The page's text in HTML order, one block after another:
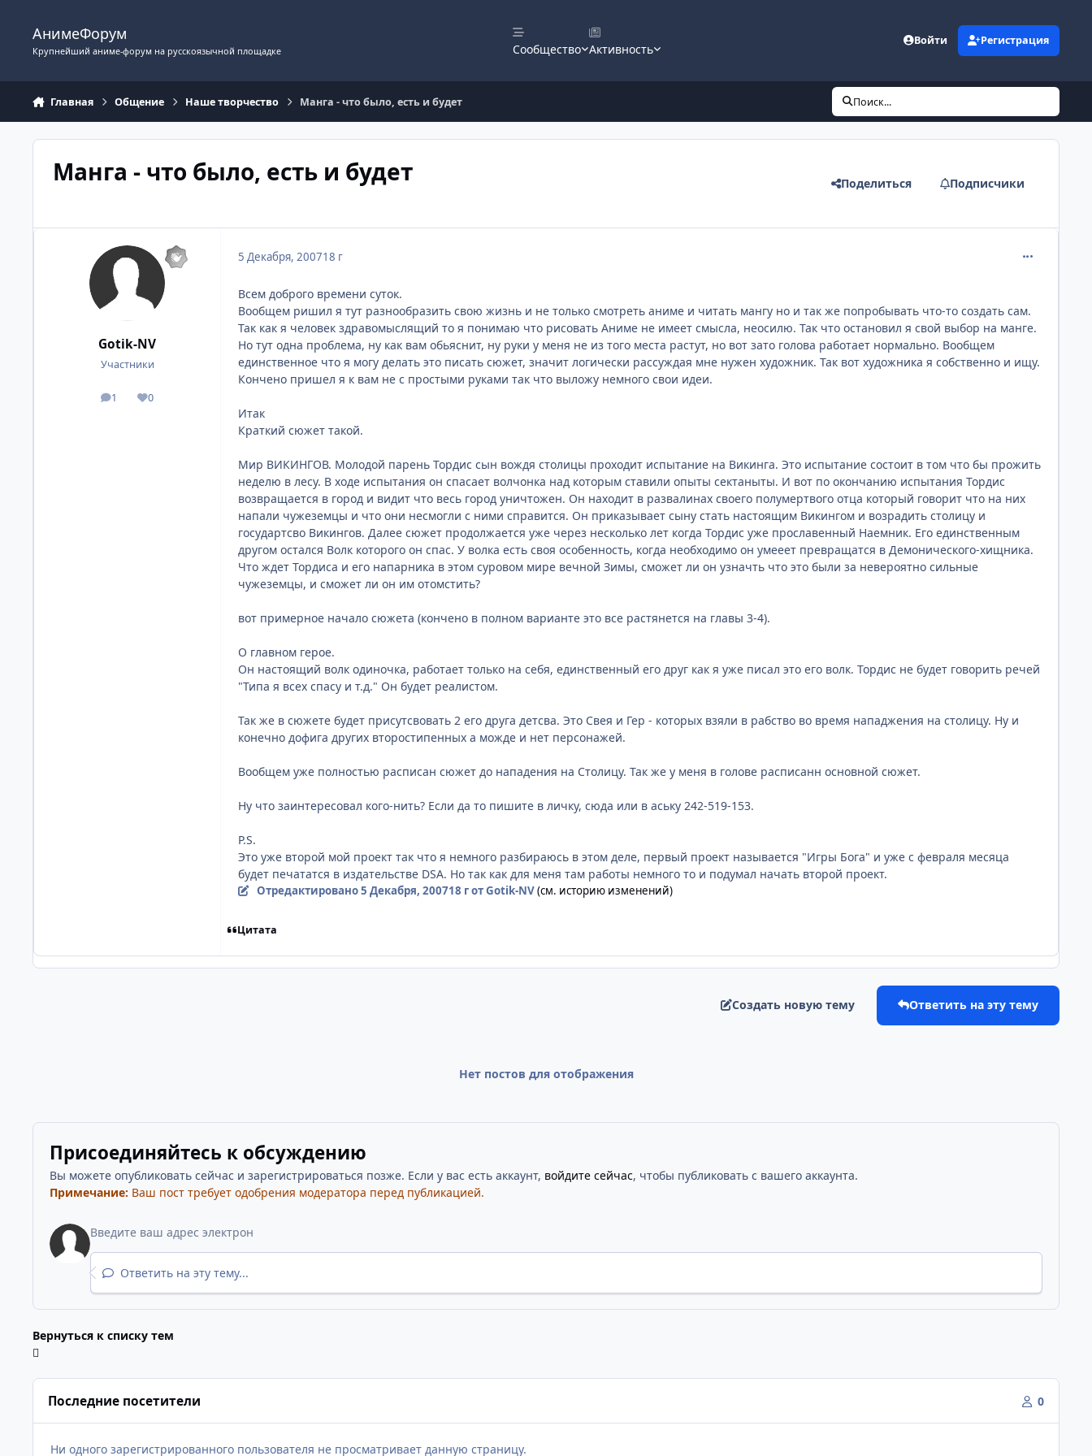
АнимеФорум
Крупнейший аниме-форум на русскоязычной площадке Сообщество Активность
Войти Регистрация
Главная Общение Наше творчество Манга - что было, есть и будет Поиск...
Манга - что было, есть и будет Поделиться Подписчики
Gotik-NV
Участники
1
посты 0
Репутация
5 Декабря, 200718 г
Всем доброго времени суток.
Вообщем ришил я тут разнообразить свою жизнь и не только смотреть аниме и читать мангу но и так же попробывать что-то создать сам.
Так как я человек здравомыслящий то я понимаю что рисовать Аниме не имеет смысла, неосилю. Так что остановил я свой выбор на манге.
Но тут одна проблема, ну как вам обьяснит, ну руки у меня не из того места растут, но вот зато голова работает нормально. Вообщем
единственное что я могу делать это писать сюжет, значит логически рассуждая мне нужен художник. Так вот художника я собственно и ищу.
Кончено пришел я к вам не с простыми руками так что выложу немного свои идеи.
Итак
Краткий сюжет такой.
Мир ВИКИНГОВ. Молодой парень Тордис сын вождя столицы проходит испытание на Викинга. Это испытание состоит в том что бы прожить
неделю в лесу. В ходе испытания он спасает волчонка над которым ставили опыты сектаныты. И вот по окончанию испытания Тордис
возвращается в город и видит что весь город уничтожен. Он находит в развалинах своего полумертвого отца который говорит что на них
напали чужеземцы и что они несмогли с ними справится. Он приказывает сыну стать настоящим Викингом и возрадить столицу и
государтсво Викингов. Далее сюжет продолжается уже через несколько лет когда Тордис уже прославенный Наемник. Его единственным
другом остался Волк которого он спас. У волка есть своя особенность, когда необходимо он умееет превращатся в Демонического-хищника.
Что ждет Тордиса и его напарника в этом суровом мире вечной Зимы, сможет ли он узначть что это были за невероятно сильные
чужеземцы, и сможет ли он им отомстить?
вот примерное начало сюжета (кончено в полном варианте это все растянется на главы 3-4).
О главном герое.
Он настоящий волк одиночка, работает только на себя, единственный его друг как я уже писал это его волк. Тордис не будет говорить речей
"Типа я всех спасу и т.д." Он будет реалистом.
Так же в сюжете будет присутсвовать 2 его друга детсва. Это Свея и Гер - которых взяли в рабство во время нападжения на столицу. Ну и
конечно дофига других второстипенных а можде и нет персонажей.
Вообщем уже полностью расписан сюжет до нападения на Столицу. Так же у меня в голове расписанн основной сюжет.
Ну что заинтересовал кого-нить? Если да то пишите в личку, сюда или в аську 242-519-153.
P.S.
Это уже второй мой проект так что я немного разбираюсь в этом деле, первый проект называется "Игры Бога" и уже с февраля месяца
будет печататся в издательстве DSA. Но так как для меня там работы немного то и подумал начать второй проект.
Отредактировано5 Декабря, 200718 гот Gotik-NV(см. историю изменений)
Цитата
Создать новую тему Ответить на эту тему
Нет постов для отображения
Присоединяйтесь к обсуждению
Вы можете опубликовать сейчас и зарегистрироваться позже. Если у вас есть аккаунт, войдите сейчас, чтобы публиковать с вашего аккаунта.
Примечание: Ваш пост требует одобрения модератора перед публикацией.
Ответить на эту тему...
Вернуться к списку тем
Последние посетители 0
Ни одного зарегистрированного пользователя не просматривает данную страницу.